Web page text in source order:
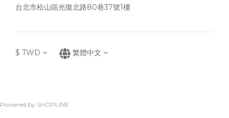
台北市松山區光復北路80巷37號1樓
$ TWD 繁體中文
Powered by SHOPLINE